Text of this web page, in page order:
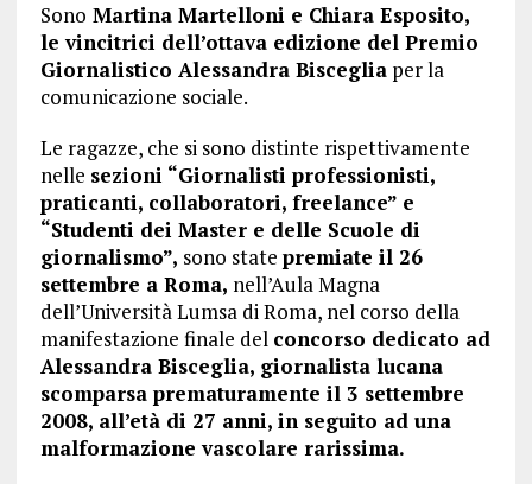
Sono Martina Martelloni e Chiara Esposito,
le vincitrici dell’ottava edizione del Premio
Giornalistico Alessandra Biscegliaper la
comunicazione sociale.
Le ragazze, che si sono distinte rispettivamente
nelle sezioni “Giornalisti professionisti,
praticanti, collaboratori, freelance” e
“Studenti dei Master e delle Scuole di
giornalismo”, sono state premiate il 26
settembre a Roma, nell’Aula Magna
dell’Università Lumsa di Roma, nel corso della
manifestazione finale del concorso dedicato ad
Alessandra Bisceglia, giornalista lucana
scomparsa prematuramente il 3 settembre
2008, all’età di 27 anni, in seguito ad una
malformazione vascolare rarissima.